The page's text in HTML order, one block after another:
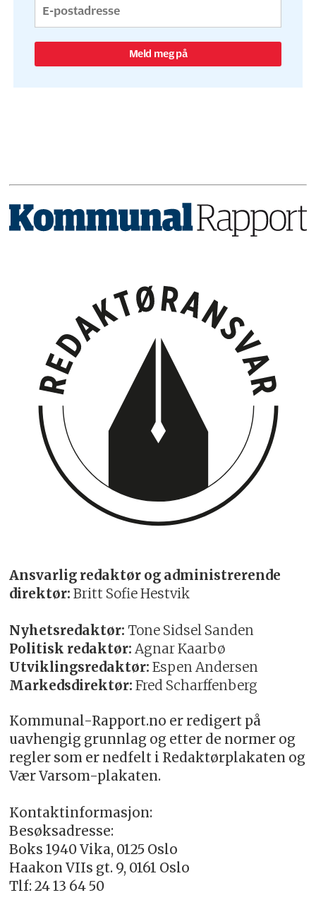
Meld meg på
Ansvarlig redaktør og administrerende
direktør: Britt Sofie Hestvik
Nyhetsredaktør: Tone Sidsel Sanden
Politisk redaktør: Agnar Kaarbø
Utviklingsredaktør: Espen Andersen
Markedsdirektør: Fred Scharffenberg
Kommunal-Rapport.no er redigert på
uavhengig grunnlag og etter de normer og
regler som er nedfelt i Redaktørplakaten og
Vær Varsom-plakaten.
Kontaktinformasjon:
Besøksadresse:
Boks 1940 Vika, 0125 Oslo
Haakon VIIs gt. 9, 0161 Oslo
Tlf: 24 13 64 50